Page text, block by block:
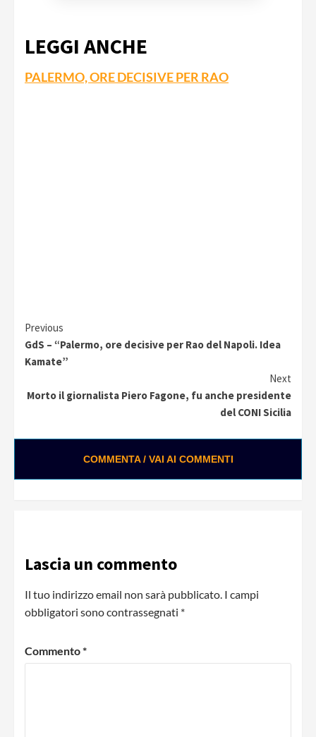
LEGGI ANCHE
PALERMO, ORE DECISIVE PER RAO
Continue
Reading
Previous
GdS – “Palermo, ore decisive per Rao del Napoli. Idea
Kamate”
Next
Morto il giornalista Piero Fagone, fu anche presidente
del CONI Sicilia
COMMENTA / VAI AI COMMENTI
Lascia un commento
Il tuo indirizzo email non sarà pubblicato. I campi
obbligatori sono contrassegnati *
Commento*